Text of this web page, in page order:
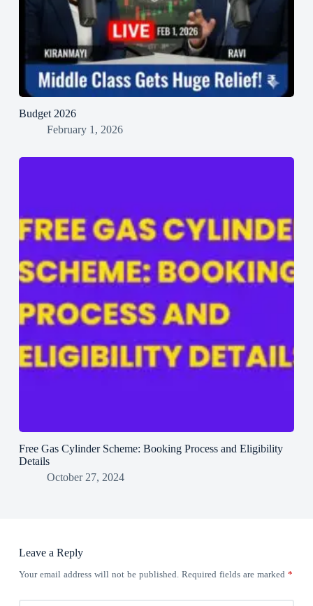
Budget 2026
February 1, 2026
Free Gas Cylinder Scheme: Booking Process and Eligibility
Details
October 27, 2024
Leave a Reply
Your email address will not be published. Required fields are marked *